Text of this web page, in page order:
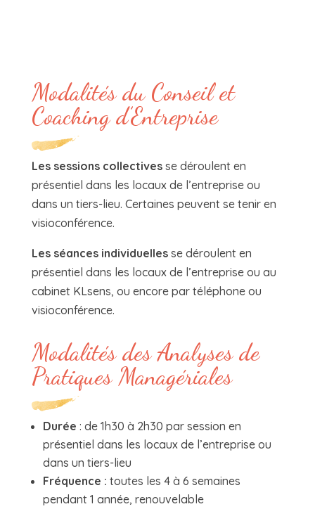
Modalités du Conseil et
Coaching d’Entreprise
Les sessions collectives se déroulent en
présentiel dans les locaux de l’entreprise ou
dans un tiers-lieu. Certaines peuvent se tenir en
visioconférence.
Les séances individuellesse déroulent en
présentiel dans les locaux de l’entreprise ou au
cabinet KLsens, ou encore par téléphone ou
visioconférence.
Modalités des Analyses de
Pratiques Managériales
Durée : de 1h30 à 2h30 par session en
présentiel dans les locaux de l’entreprise ou
dans un tiers-lieu
Fréquence : toutes les 4 à 6 semaines
pendant 1 année, renouvelable